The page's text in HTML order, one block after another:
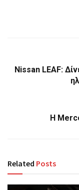
Nissan LEAF:
Η
Related Posts